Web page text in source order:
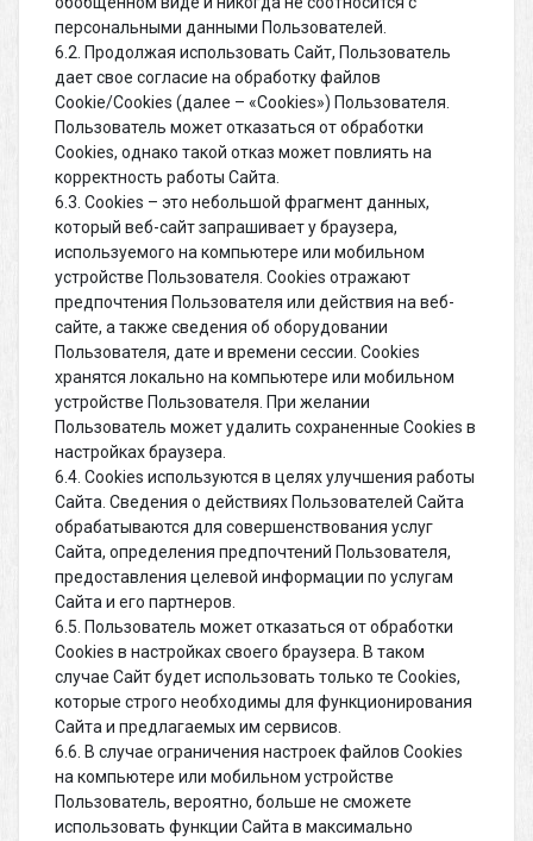
персональными данными Пользователей.
6.2. Продолжая использовать Сайт, Пользователь
дает свое согласие на обработку файлов
Cookie/Cookies (далее – «Cookies») Пользователя.
Пользователь может отказаться от обработки
Cookies, однако такой отказ может повлиять на
корректность работы Сайта.
6.3. Сookies – это небольшой фрагмент данных,
который веб-сайт запрашивает у браузера,
используемого на компьютере или мобильном
устройстве Пользователя. Cookies отражают
предпочтения Пользователя или действия на веб-
сайте, а также сведения об оборудовании
Пользователя, дате и времени сессии. Сookies
хранятся локально на компьютере или мобильном
устройстве Пользователя. При желании
Пользователь может удалить сохраненные Cookies в
настройках браузера.
6.4. Cookies используются в целях улучшения работы
Сайта. Сведения о действиях Пользователей Сайта
обрабатываются для совершенствования услуг
Сайта, определения предпочтений Пользователя,
предоставления целевой информации по услугам
Сайта и его партнеров.
6.5. Пользователь может отказаться от обработки
Cookies в настройках своего браузера. В таком
случае Сайт будет использовать только те Cookies,
которые строго необходимы для функционирования
Сайта и предлагаемых им сервисов.
6.6. В случае ограничения настроек файлов Cookies
на компьютере или мобильном устройстве
Пользователь, вероятно, больше не сможете
использовать функции Сайта в максимально